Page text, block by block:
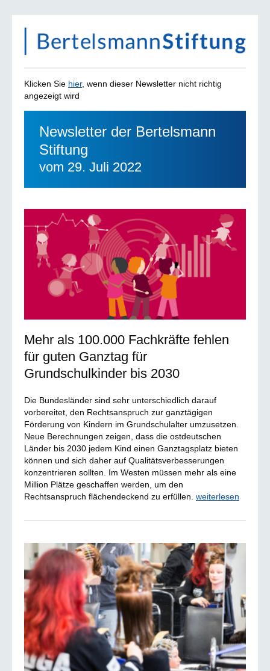
Klicken Sie hier, wenn dieser Newsletter nicht richtig
angezeigt wird
Newsletter der Bertelsmann
Stiftung
vom 29. Juli 2022
Mehr als 100.000 Fachkräfte fehlen
für guten Ganztag für
Grundschulkinder bis 2030
Die Bundesländer sind sehr unterschiedlich darauf
vorbereitet, den Rechtsanspruch zur ganztägigen
Förderung von Kindern im Grundschulalter umzusetzen.
Neue Berechnungen zeigen, dass die ostdeutschen
Länder bis 2030 jedem Kind einen Ganztagsplatz bieten
können und sich daher auf Qualitätsverbesserungen
konzentrieren sollten. Im Westen müssen mehr als eine
Million Plätze geschaffen werden, um den
Rechtsanspruch flächendeckend zu erfüllen. weiterlesen